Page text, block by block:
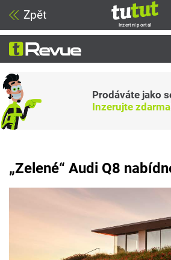
Zpět
Inzertní portál
Prodáváte jako
Inzerujte
„Zelené“ Audi Q8